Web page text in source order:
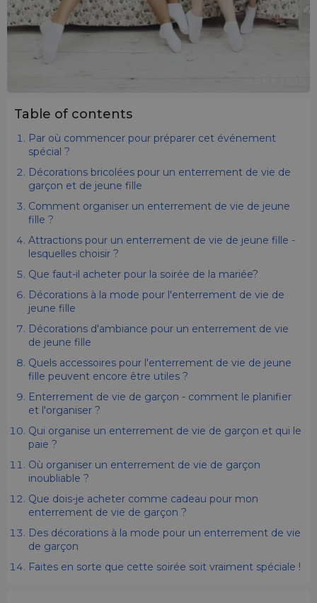
Table of contents
Par où commencer pour préparer cet événement
spécial ?
Décorations bricolées pour un enterrement de vie de
garçon et de jeune fille
Comment organiser un enterrement de vie de jeune
fille ?
Attractions pour un enterrement de vie de jeune fille -
lesquelles choisir ?
Que faut-il acheter pour la soirée de la mariée?
Décorations à la mode pour l'enterrement de vie de
jeune fille
Décorations d'ambiance pour un enterrement de vie
de jeune fille
Quels accessoires pour l'enterrement de vie de jeune
fille peuvent encore être utiles ?
Enterrement de vie de garçon - comment le planifier
et l'organiser ?
Qui organise un enterrement de vie de garçon et qui le
paie ?
Où organiser un enterrement de vie de garçon
inoubliable ?
Que dois-je acheter comme cadeau pour mon
enterrement de vie de garçon ?
Des décorations à la mode pour un enterrement de vie
de garçon
Faites en sorte que cette soirée soit vraiment spéciale !